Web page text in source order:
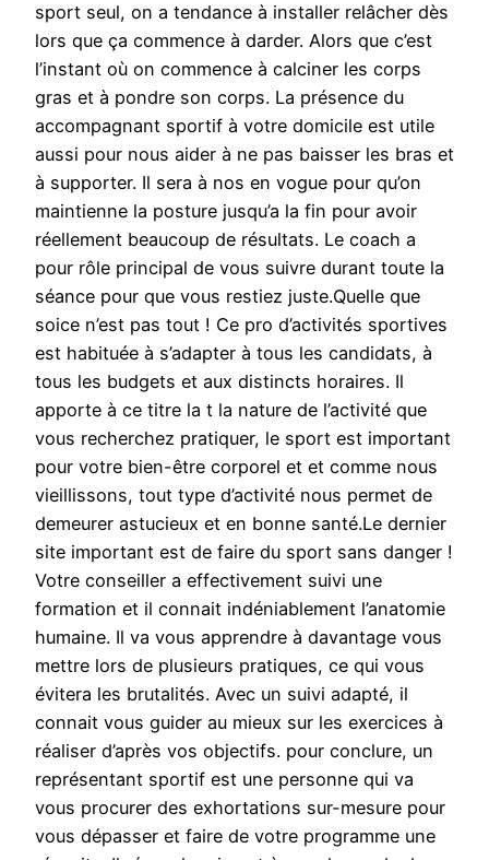
sport seul, on a tendance à installer relâcher dès
lors que ça commence à darder. Alors que c’est
l’instant où on commence à calciner les corps
gras et à pondre son corps. La présence du
accompagnant sportif à votre domicile est utile
aussi pour nous aider à ne pas baisser les bras et
à supporter. Il sera à nos en vogue pour qu’on
maintienne la posture jusqu’a la fin pour avoir
réellement beaucoup de résultats. Le coach a
pour rôle principal de vous suivre durant toute la
séance pour que vous restiez juste.Quelle que
soice n’est pas tout ! Ce pro d’activités sportives
est habituée à s’adapter à tous les candidats, à
tous les budgets et aux distincts horaires. Il
apporte à ce titre la t la nature de l’activité que
vous recherchez pratiquer, le sport est important
pour votre bien-être corporel et et comme nous
vieillissons, tout type d’activité nous permet de
demeurer astucieux et en bonne santé.Le dernier
site important est de faire du sport sans danger !
Votre conseiller a effectivement suivi une
formation et il connait indéniablement l’anatomie
humaine. Il va vous apprendre à davantage vous
mettre lors de plusieurs pratiques, ce qui vous
évitera les brutalités. Avec un suivi adapté, il
connait vous guider au mieux sur les exercices à
réaliser d’après vos objectifs. pour conclure, un
représentant sportif est une personne qui va
vous procurer des exhortations sur-mesure pour
vous dépasser et faire de votre programme une